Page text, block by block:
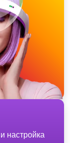
настройка